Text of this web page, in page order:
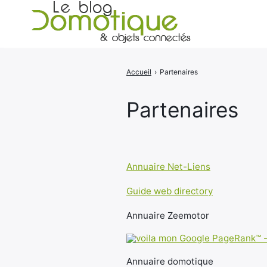
Partenaires
Accueil › Partenaires
Annuaire Net-Liens
Guide web directory
Annuaire Zeemotor
Annuaire domotique
Rechercher